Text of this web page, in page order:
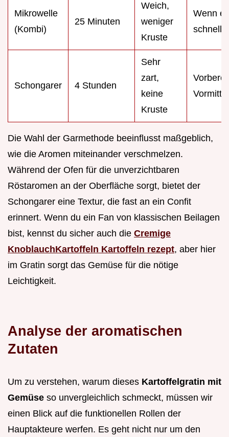
Mikrowelle
(Kombi)
25 Minuten
Weich,
weniger
Kruste
Wenn
schnell
Schongarer 4 Stunden
Sehr
zart,
keine
Kruste
Die Wahl der Garmethode beeinflusst maßgeblich,
wie die Aromen miteinander verschmelzen.
Während der Ofen für die unverzichtbaren
Röstaromen an der Oberfläche sorgt, bietet der
Schongarer eine Textur, die fast an ein Confit
erinnert. Wenn du ein Fan von klassischen Beilagen
bist, kennst du sicher auch die Cremige
KnoblauchKartoffeln Kartoffeln rezept, aber hier
im Gratin sorgt das Gemüse für die nötige
Leichtigkeit.
Analyse der aromatischen
Zutaten
Um zu verstehen, warum dieses Kartoffelgratin mit
Gemüse so unvergleichlich schmeckt, müssen wir
einen Blick auf die funktionellen Rollen der
Hauptakteure werfen. Es geht nicht nur um den